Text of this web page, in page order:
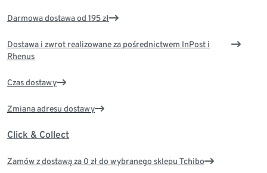
Darmowa dostawa od 195 zł
Dostawa i zwrot realizowane za pośrednictwem InPost i
Rhenus
Czas dostawy
Zmiana adresu dostawy
Click & Collect
Zamów z dostawą za 0 zł do wybranego sklepu Tchibo